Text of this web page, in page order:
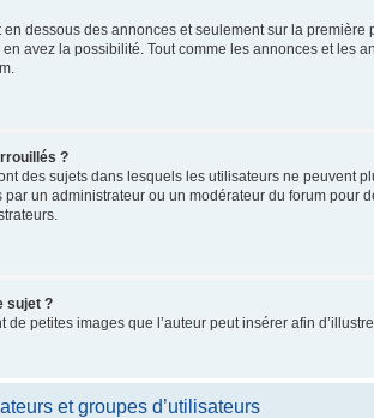
en dessous des annonces et seulement sur la
avez la possibilité. Tout comme les annonces et les
?
des sujets dans lesquels les utilisateurs ne peuvent
un administrateur ou un modérateur du forum pour
sujet ?
de petites images que l’auteur peut insérer afin
et groupes d’utilisateurs